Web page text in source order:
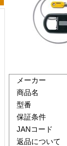
メーカー
商品名
型番
保証条件
JANコード
返品について